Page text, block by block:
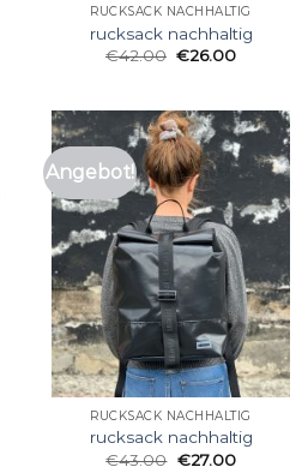
RUCKSACK NACHHALTIG
rucksack nachhaltig
€42.00 €26.00
Angebot!
RUCKSACK NACHHALTIG
rucksack nachhaltig
€43.00 €27.00